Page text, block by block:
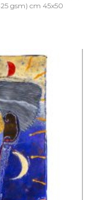
gsm) cm 45x50